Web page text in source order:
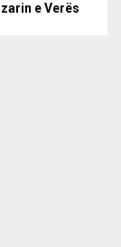
e Verës